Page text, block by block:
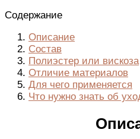
Содержание
Описание
Состав
Полиэстер или вискоза
Отличие материалов
Для чего применяется
Что нужно знать об